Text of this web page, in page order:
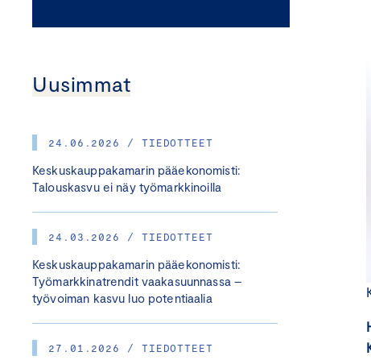
Uusimmat
24.06.2026 / TIEDOTTEET
Keskuskauppakamarin pääekonomisti:
Talouskasvu ei näy työmarkkinoilla
24.03.2026 / TIEDOTTEET
Keskuskauppakamarin pääekonomisti:
Työmarkkinatrendit vaakasuunnassa –
työvoiman kasvu luo potentiaalia
27.01.2026 / TIEDOTTEET